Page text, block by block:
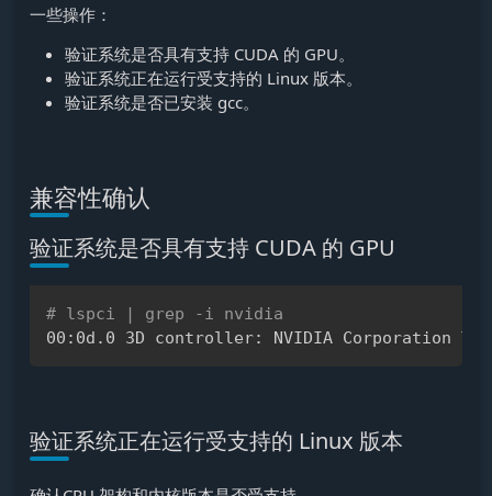
一些操作：
验证系统是否具有支持 CUDA 的 GPU。
验证系统正在运行受支持的 Linux 版本。
验证系统是否已安装 gcc。
兼容性确认
验证系统是否具有支持 CUDA 的 GPU
# lspci | grep -i nvidia
00:0d.0 3D controller: NVIDIA Corporation
验证系统正在运行受支持的 Linux 版本